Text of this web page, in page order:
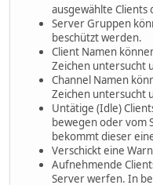
ausgewählte Clients
Server Gruppen
beschützt werden.
Client Namen
Zeichen untersucht
Channel Namen
Zeichen untersucht
Untätige (Idle)
bewegen oder vom
bekommt dieser
Verschickt eine
Aufnehmende
Server werfen. In